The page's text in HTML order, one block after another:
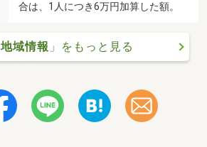
合は、1人につき6万円加算した額。
地域情報 」をもっと見る